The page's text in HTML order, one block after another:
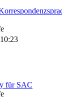
für SAC